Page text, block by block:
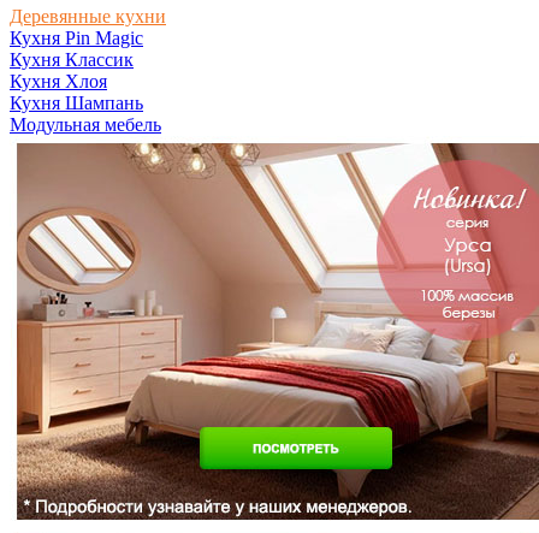
Деревянные кухни
Кухня Pin Magic
Кухня Классик
Кухня Хлоя
Кухня Шампань
Модульная мебель